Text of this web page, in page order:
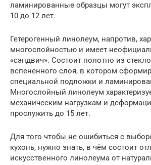
ламинированные образцы могут
10 до 12 лет.
Гетерогенный линолеум, напротив,
многослойностью и имеет
«сэндвич». Состоит полотно из
вспененного слоя, в котором
специальной подложки и
Многослойный линолеум
механическим нагрузкам и
прослужить до 15 лет.
Для того чтобы не ошибиться с
кухонь, нужно знать, в чём состоит
искусственного линолеума от